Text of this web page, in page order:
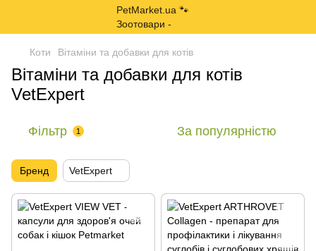
Коти Вітаміни та добавки для котів
Вітаміни та добавки для котів
VetExpert
Фільтр 1 За популярністю
Бренд VetExpert